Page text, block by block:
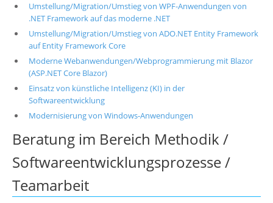
Umstellung/Migration/Umstieg von WPF-Anwendungen von
.NET Framework auf das moderne .NET
Umstellung/Migration/Umstieg von ADO.NET Entity Framework
auf Entity Framework Core
Moderne Webanwendungen/Webprogrammierung mit Blazor
(ASP.NET Core Blazor)
Einsatz von künstliche Intelligenz (KI) in der
Softwareentwicklung
Modernisierung von Windows-Anwendungen
Beratung im Bereich Methodik /
Softwareentwicklungsprozesse /
Teamarbeit